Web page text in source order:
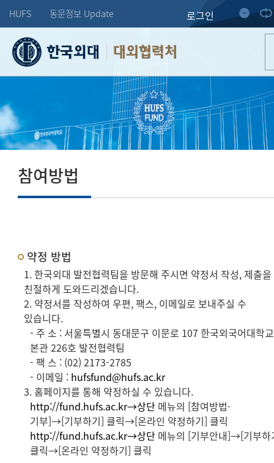
HUFS 동문정보 Update 로그인
대외협력처
참여방법
약정 방법
1. 한국외대 발전협력팀을 방문해 주시면 약정서 작성, 제출을
친절하게 도와드리겠습니다.
2. 약정서를 작성하여 우편, 팩스, 이메일로 보내주실 수
있습니다.
- 주 소 : 서울특별시 동대문구 이문로 107 한국외국어대학교
본관 226호 발전협력팀
- 팩 스 : (02) 2173-2785
- 이메일 : hufsfund@hufs.ac.kr
3. 홈페이지를 통해 약정하실 수 있습니다.
http://fund.hufs.ac.kr→상단 메뉴의 [참여방법·
기부]→[기부하기] 클릭→[온라인 약정하기] 클릭
http://fund.hufs.ac.kr→상단 메뉴의 [기부안내]→[기부하
클릭→[온라인 약정하기] 클릭